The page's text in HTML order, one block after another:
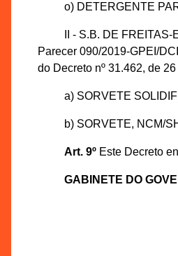
o) DETERGENTE
II - S.B. DE
Parecer 090/2019-GPEI/
do Decreto nº 31.462, de
a) SORVETE
b) SORVETE, NCM/
Art. 9ºEste Decreto
GABINETE DO